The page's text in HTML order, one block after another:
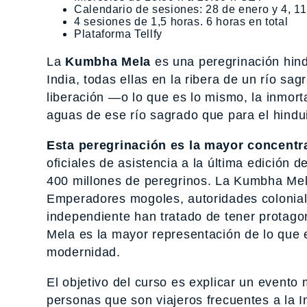
Calendario de sesiones: 28 de enero y 4,
4 sesiones de 1,5 horas. 6 horas en total
Plataforma Tellfy
La Kumbha Mela es una peregrinación
India, todas ellas en la ribera de un río
liberación —o lo que es lo mismo, la
aguas de ese río sagrado que para el
Esta peregrinación es la mayor
oficiales de asistencia a la última edición
400 millones de peregrinos. La Kumbha
Emperadores mogoles, autoridades
independiente han tratado de tener
Mela es la mayor representación de lo
modernidad.
El objetivo del curso es explicar un evento
personas que son viajeros frecuentes a la